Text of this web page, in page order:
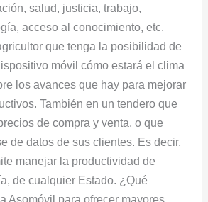
salud, justicia, trabajo,
acceso al conocimiento, etc.
que tenga la posibilidad de
móvil cómo estará el clima
los avances que hay para mejorar
También en un tendero que
de compra y venta, o que
de datos de sus clientes. Es decir,
manejar la productividad de
de cualquier Estado. ¿Qué
Asomóvil para ofrecer mayores